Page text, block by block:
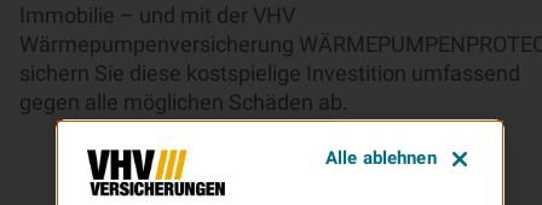
Immobilie – und mit der VHV
Wärmepumpenversicherung
sichern Sie diese kostspielige Investition umfassend
gegen alle möglichen Schäden ab.
Alle ablehnen